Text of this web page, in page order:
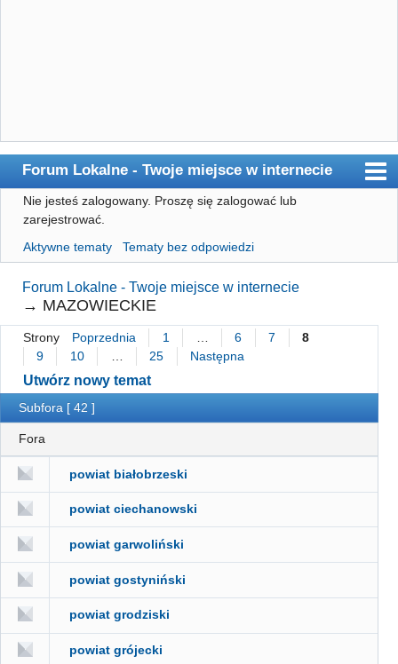
Forum Lokalne - Twoje miejsce w internecie
Główna
Użytkownicy
Rejestracja
Logowanie
Nie jesteś zalogowany. Proszę się zalogować lub
zarejestrować.
Aktywne tematy
Tematy bez odpowiedzi
Forum Lokalne - Twoje miejsce w internecie
→ MAZOWIECKIE
Strony Poprzednia 1 6 7
8
9
10 25 Następna
Utwórz nowy temat
Subfora [ 42 ]
Fora
powiat białobrzeski
powiat ciechanowski
powiat garwoliński
powiat gostyniński
powiat grodziski
powiat grójecki